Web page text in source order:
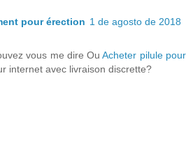
pour érection 1 de agosto de 2018
vous me dire OuAcheter pilule pour
internet avec livraison discrette?